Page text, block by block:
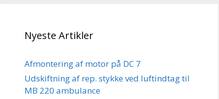
Nyeste Artikler
Afmontering af motor på DC 7
Udskiftning af rep. stykke ved luftindtag til
MB 220 ambulance